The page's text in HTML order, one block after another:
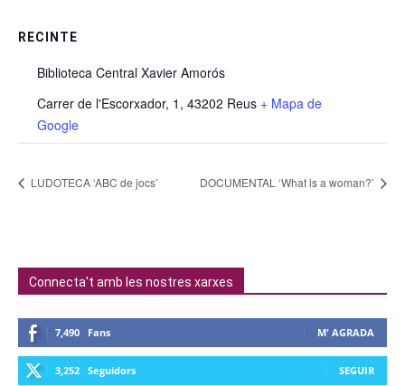
RECINTE
Biblioteca Central Xavier Amorós
Carrer de l'Escorxador, 1, 43202 Reus + Mapa de
Google
LUDOTECA ‘ABC de jocs’ DOCUMENTAL ‘What is a woman?’
Connecta't amb les nostres xarxes
7,490 Fans M' AGRADA
3,252 Seguidors SEGUIR